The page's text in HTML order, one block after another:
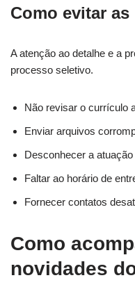
Como evitar
A atenção ao detalhe e a
processo seletivo.
Não revisar o currículo
Enviar arquivos
Desconhecer a
Faltar ao horário de
Fornecer contatos
Como
novidades